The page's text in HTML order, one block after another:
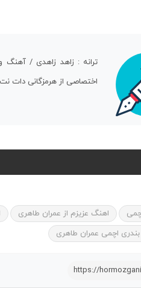
ترانه : زاهد زاهدی /
اختصاصی از هرمزگانی دات نت
اهنگ عزیزم از عمران طاهری
بندری اچمی عمران طاهری
https://